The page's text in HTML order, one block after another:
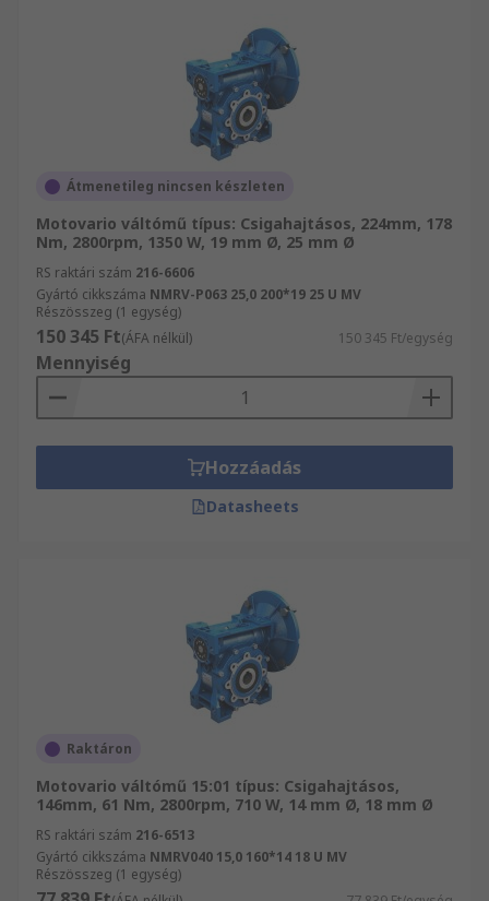
Átmenetileg nincsen készleten
Motovario váltómű típus: Csigahajtásos, 224mm, 178
Nm, 2800rpm, 1350 W, 19 mm Ø, 25 mm Ø
RS raktári szám 216-6606
Gyártó cikkszáma NMRV-P063 25,0 200*19 25 U MV
Részösszeg (1 egység)
150 345 Ft(ÁFA nélkül) 150 345 Ft/egység
Mennyiség
Hozzáadás
Datasheets
Raktáron
Motovario váltómű 15:01 típus: Csigahajtásos,
146mm, 61 Nm, 2800rpm, 710 W, 14 mm Ø, 18 mm Ø
RS raktári szám 216-6513
Gyártó cikkszáma NMRV040 15,0 160*14 18 U MV
Részösszeg (1 egység)